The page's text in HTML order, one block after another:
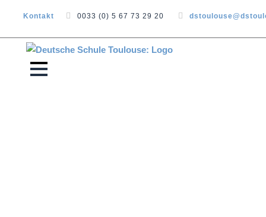
Kontakt 0033 (0) 5 67 73 29 20